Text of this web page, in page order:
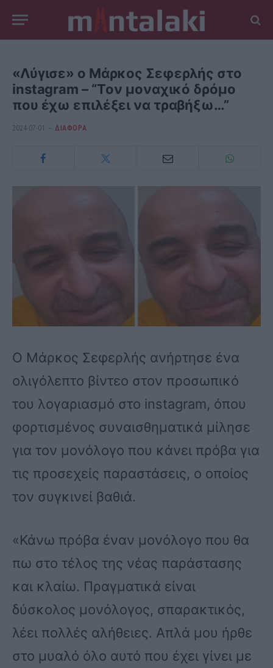
«Λύγισε» ο Μάρκος Σεφερλής στο
instagram – “Tον μοναχικό δρόμο
που έχω επιλέξει να τραβήξω…”
2024-07-01 ΔΙΆΦΟΡΑ
Ο Μάρκος Σεφερλής ανήρτησε ένα
ολιγόλεπτο βίντεο στον προσωπικό
του λογαριασμό στο instagram, όπου
φορτισμένος συναισθηματικά μίλησε
για τον μονόλογο που κάνει πρόβα για
τις προσεχείς παραστάσεις, ο οποίος
τον συγκινεί βαθιά.
«Κάνω πρόβα έναν μονόλoγο που θα
πω στο τέλος της νέας παράστασης
και κλαίω. Πραγματικά είναι
δύσκολος μονόλογος, σπαρακτικός,
λέει πολλές αλήθειες. Απλά μου ήρθε
στο μυαλό όλο αυτό που έχει γίνει με